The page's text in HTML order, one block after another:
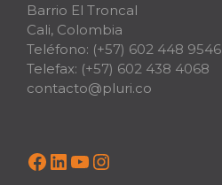
Barrio El Troncal
Cali, Colombia
Teléfono: (+57) 602 448 9546
Telefax: (+57) 602 438 4068
contacto@pluri.co
Facebook LinkedIn YouTube Instagram